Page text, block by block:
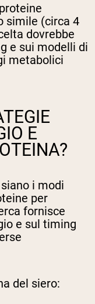
simile (circa 4
dovrebbe
e sui modelli di
metabolici
E
i modi
per
fornisce
e sul timing
del siero: